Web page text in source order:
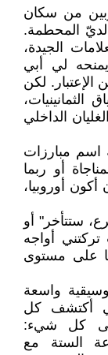
من سكان
المحطمة.
الجيدة،
لي أبي
الإعتبار. لكن
الداخلي
اسم مبارزات
أو ربما
أوروبيا،
ستتأخر" أو
تركتني أواجه
على مستوى
واسعة
أكتشف كل
كل شيء:
الستة مع